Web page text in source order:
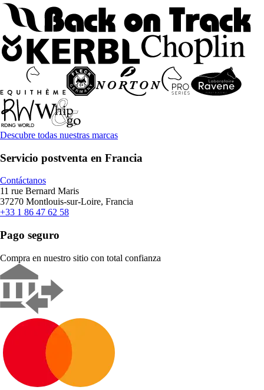
Descubre todas nuestras marcas
Servicio postventa en Francia
Contáctanos
11 rue Bernard Maris
37270 Montlouis-sur-Loire, Francia
+33 1 86 47 62 58
Pago seguro
Compra en nuestro sitio con total confianza